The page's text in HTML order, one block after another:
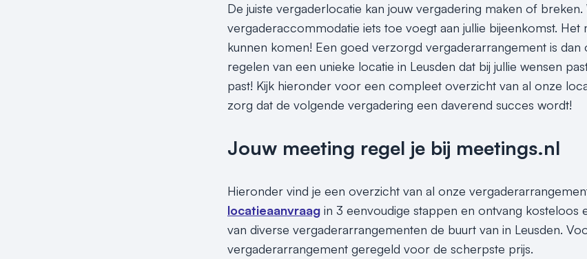
De juiste vergaderlocatie kan jouw vergadering maken of
vergaderaccommodatie iets toe voegt aan jullie bijeenkomst.
kunnen komen! Een goed verzorgd vergaderarrangement is
regelen van een unieke locatie in Leusden dat bij jullie wensen
past! Kijk hieronder voor een compleet overzicht van al onze
zorg dat de volgende vergadering een daverend succes wordt!
Jouw meeting regel je bij meetings.nl
Hieronder vind je een overzicht van al onze
locatieaanvraag in 3 eenvoudige stappen en ontvang kosteloos
van diverse vergaderarrangementen de buurt van in Leusden.
vergaderarrangement geregeld voor de scherpste prijs.